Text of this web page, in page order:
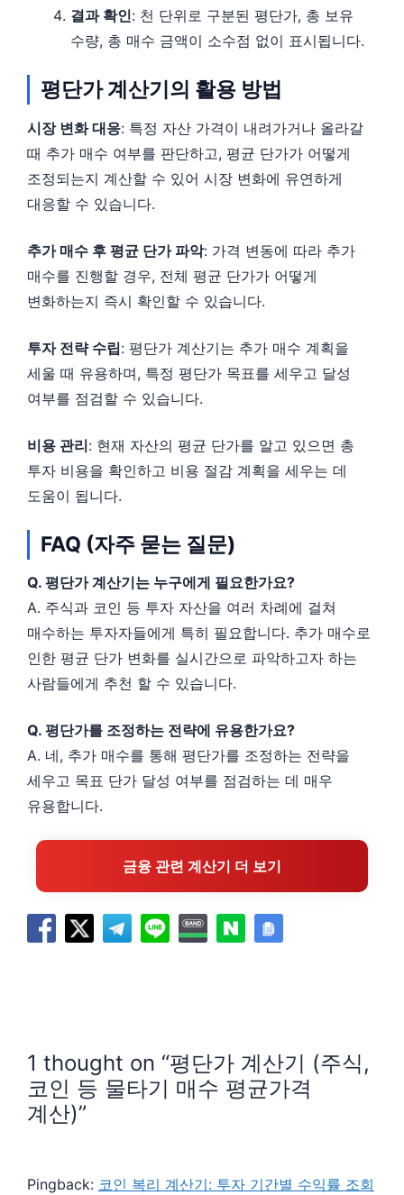
결과 확인: 천 단위로 구분된 평단가, 총 보유
수량, 총 매수 금액이 소수점 없이 표시됩니다.
평단가 계산기의 활용 방법
시장 변화 대응: 특정 자산 가격이 내려가거나 올라갈
때 추가 매수 여부를 판단하고, 평균 단가가 어떻게
조정되는지 계산할 수 있어 시장 변화에 유연하게
대응할 수 있습니다.
추가 매수 후 평균 단가 파악: 가격 변동에 따라 추가
매수를 진행할 경우, 전체 평균 단가가 어떻게
변화하는지 즉시 확인할 수 있습니다.
투자 전략 수립: 평단가 계산기는 추가 매수 계획을
세울 때 유용하며, 특정 평단가 목표를 세우고 달성
여부를 점검할 수 있습니다.
비용 관리: 현재 자산의 평균 단가를 알고 있으면 총
투자 비용을 확인하고 비용 절감 계획을 세우는 데
도움이 됩니다.
FAQ (자주 묻는 질문)
Q. 평단가 계산기는 누구에게 필요한가요?
A. 주식과 코인 등 투자 자산을 여러 차례에 걸쳐
매수하는 투자자들에게 특히 필요합니다. 추가 매수로
인한 평균 단가 변화를 실시간으로 파악하고자 하는
사람들에게 추천 할 수 있습니다.
Q. 평단가를 조정하는 전략에 유용한가요?
A. 네, 추가 매수를 통해 평단가를 조정하는 전략을
세우고 목표 단가 달성 여부를 점검하는 데 매우
유용합니다.
금융 관련 계산기 더 보기
1 thought on “평단가 계산기 (주식,
코인 등 물타기 매수 평균가격
계산)”
Pingback: 코인 복리 계산기: 투자 기간별 수익률 조회